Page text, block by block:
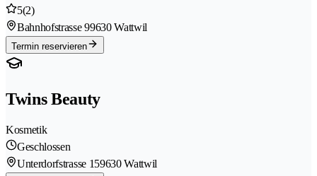
5(2)
Bahnhofstrasse 99630 Wattwil
Termin reservieren
Twins Beauty
Kosmetik
Geschlossen
Unterdorfstrasse 159630 Wattwil